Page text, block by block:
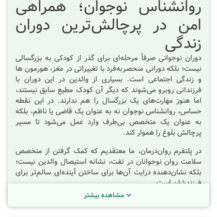
روانشناس نوجوان؛ همراهی
امن در پرچالش‌ترین دوران
زندگی
دوران نوجوانی صرفاً مرحله‌ای برای گذر از کودکی به بزرگسالی
نیست؛ بلکه دورانی منحصر‌به‌فرد با تغییراتی در مغز، هورمون ها
و زندگی اجتماعی است. بسیاری از والدین در این دوران با
فرزندانی روبرو می‌شوند که دیگر آن کودک مطیع سابق نیستند،
اما هنوز مهارت‌های یک بزرگسال را هم ندارند. در این نقطه
حساس، روانشناس نوجوان نه به عنوان یک قاضی یا ناظم، بلکه
به عنوان یک متخصص بی‌طرف وارد عمل می‌شود تا مسیر
پرچالش بلوغ را هموار کند.
در پلتفرم روان‌درمان، ما معتقدیم که کمک گرفتن از متخصص
سلامت روان نوجوانان در تفت، نشانه استیصال والدین نیست؛
بلکه نشان‌دهنده درایت آن‌ها برای ساختن آینده‌ای سالم‌تر برای
فرزندشان است.
روانشناس نوجوان دقیقاً چه
مشاهده بیشتر